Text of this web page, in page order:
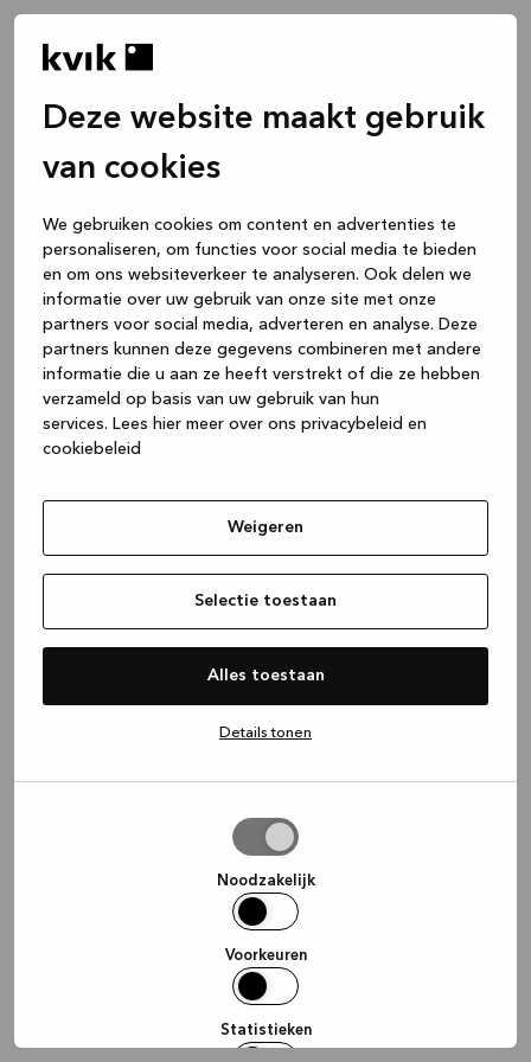
Deze website maakt gebruik
van cookies
We gebruiken cookies om content en advertenties te
personaliseren, om functies voor social media te bieden
en om ons websiteverkeer te analyseren. Ook delen we
informatie over uw gebruik van onze site met onze
partners voor social media, adverteren en analyse. Deze
partners kunnen deze gegevens combineren met andere
informatie die u aan ze heeft verstrekt of die ze hebben
verzameld op basis van uw gebruik van hun
services. Lees hier meer over ons privacybeleid en
cookiebeleid
Weigeren
Selectie toestaan
Alles toestaan
Details tonen
Noodzakelijk
Voorkeuren
Statistieken
(see the browser console for more
information).